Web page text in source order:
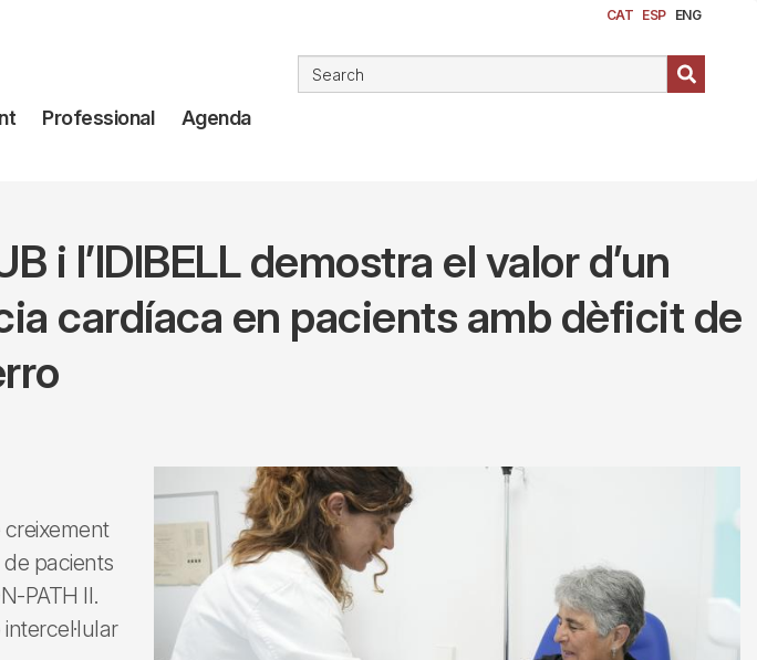
CAT ESP ENG
Professional Agenda
i l’IDIBELL demostra el valor d’un
cardíaca en pacients amb dèficit de
creixement
de pacients
PATH II.